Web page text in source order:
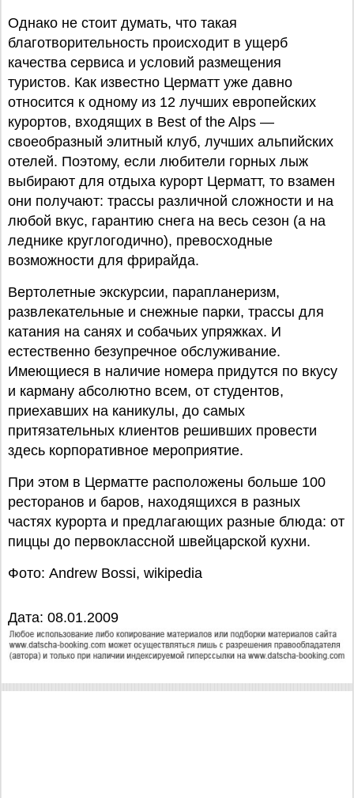
Однако не стоит думать, что такая
благотворительность происходит в ущерб
качества сервиса и условий размещения
туристов. Как известно Церматт уже давно
относится к одному из 12 лучших европейских
курортов, входящих в Best of the Alps —
своеобразный элитный клуб, лучших альпийских
отелей. Поэтому, если любители горных лыж
выбирают для отдыха курорт Церматт, то взамен
они получают: трассы различной сложности и на
любой вкус, гарантию снега на весь сезон (а на
леднике круглогодично), превосходные
возможности для фрирайда.
Вертолетные экскурсии, парапланеризм,
развлекательные и снежные парки, трассы для
катания на санях и собачьих упряжках. И
естественно безупречное обслуживание.
Имеющиеся в наличие номера придутся по вкусу
и карману абсолютно всем, от студентов,
приехавших на каникулы, до самых
притязательных клиентов решивших провести
здесь корпоративное мероприятие.
При этом в Церматте расположены больше 100
ресторанов и баров, находящихся в разных
частях курорта и предлагающих разные блюда: от
пиццы до первоклассной швейцарской кухни.
Фото: Andrew Bossi, wikipedia
Дата: 08.01.2009